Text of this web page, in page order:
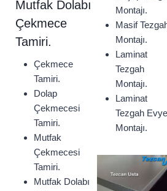
Mutfak Dolabı
Çekmece
Tamiri.
Çekmece
Tamiri.
Dolap
Çekmecesi
Tamiri.
Mutfak
Çekmecesi
Tamiri.
Mutfak Dolabı
Montajı.
Masif
Montajı.
Laminat
Tezgah
Montajı.
Laminat
Tezgah Evye
Montajı.